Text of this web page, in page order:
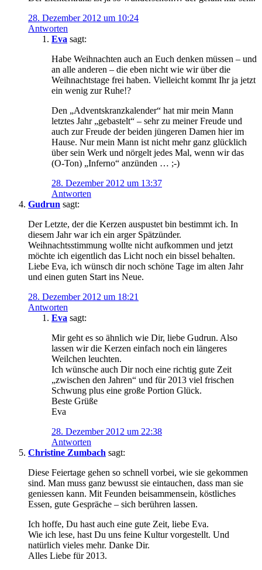
28. Dezember 2012 um 10:24
Antworten
Eva sagt:
Habe Weihnachten auch an Euch denken müssen – und
an alle anderen – die eben nicht wie wir über die
Weihnachtstage frei haben. Vielleicht kommt Ihr ja jetzt
ein wenig zur Ruhe!?
Den „Adventskranzkalender“ hat mir mein Mann
letztes Jahr „gebastelt“ – sehr zu meiner Freude und
auch zur Freude der beiden jüngeren Damen hier im
Hause. Nur mein Mann ist nicht mehr ganz glücklich
über sein Werk und nörgelt jedes Mal, wenn wir das
(O-Ton) „Inferno“ anzünden … ;-)
28. Dezember 2012 um 13:37
Antworten
Gudrun sagt:
Der Letzte, der die Kerzen auspustet bin bestimmt ich. In
diesem Jahr war ich ein arger Spätzünder.
Weihnachtsstimmung wollte nicht aufkommen und jetzt
möchte ich eigentlich das Licht noch ein bissel behalten.
Liebe Eva, ich wünsch dir noch schöne Tage im alten Jahr
und einen guten Start ins Neue.
28. Dezember 2012 um 18:21
Antworten
Eva sagt:
Mir geht es so ähnlich wie Dir, liebe Gudrun. Also
lassen wir die Kerzen einfach noch ein längeres
Weilchen leuchten.
Ich wünsche auch Dir noch eine richtig gute Zeit
„zwischen den Jahren“ und für 2013 viel frischen
Schwung plus eine große Portion Glück.
Beste Grüße
Eva
28. Dezember 2012 um 22:38
Antworten
Christine Zumbach sagt:
Diese Feiertage gehen so schnell vorbei, wie sie gekommen
sind. Man muss ganz bewusst sie eintauchen, dass man sie
geniessen kann. Mit Feunden beisammensein, köstliches
Essen, gute Gespräche – sich berühren lassen.
Ich hoffe, Du hast auch eine gute Zeit, liebe Eva.
Wie ich lese, hast Du uns feine Kultur vorgestellt. Und
natürlich vieles mehr. Danke Dir.
Alles Liebe für 2013.